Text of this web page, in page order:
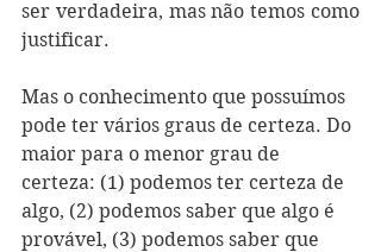
ser verdadeira, mas não temos como
justificar.
Mas o conhecimento que possuímos
pode ter vários graus de certeza. Do
maior para o menor grau de
certeza: (1) podemos ter certeza de
algo, (2) podemos saber que algo é
provável, (3) podemos saber que